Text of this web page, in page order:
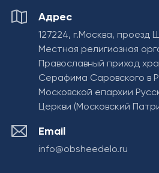
Адрес
127224, г.Москва, проезд
Местная религиозная
Православный приход
Серафима Саровского в
Московской епархии
Церкви (Московский
Email
info@obsheedelo.ru